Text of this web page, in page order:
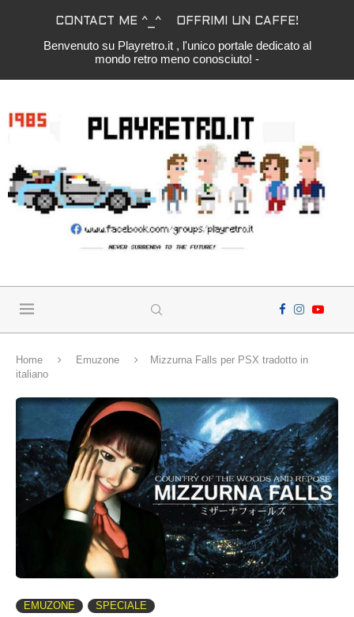
CONTACT ME ^_^ OFFRIMI UN CAFFE!
Benvenuto su Playretro.it , l'unico portale dedicato al
mondo retro meno conosciuto! -
Home Emuzone
Mizzurna Falls per PSX tradotto in
italiano
EMUZONE SPECIALE